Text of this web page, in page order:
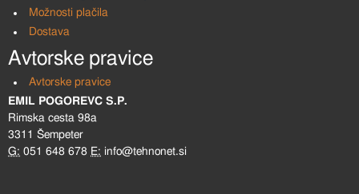
Možnosti plačila
Dostava
Avtorske pravice
Avtorske pravice
EMIL POGOREVC S.P.
Rimska cesta 98a
3311 Šempeter
G: 051 648 678 E: info@tehnonet.si